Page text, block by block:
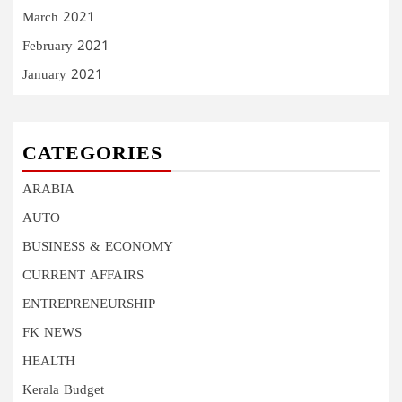
March 2021
February 2021
January 2021
CATEGORIES
ARABIA
AUTO
BUSINESS & ECONOMY
CURRENT AFFAIRS
ENTREPRENEURSHIP
FK NEWS
HEALTH
Kerala Budget